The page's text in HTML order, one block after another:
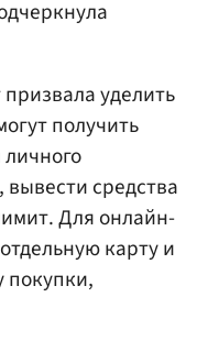
уделить
получить
средства
Для онлайн-
карту и
покупки,